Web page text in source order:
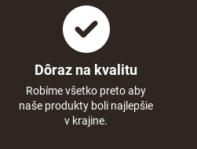
Dôraz na kvalitu
Robíme všetko preto aby
naše produkty boli najlepšie
v krajine.